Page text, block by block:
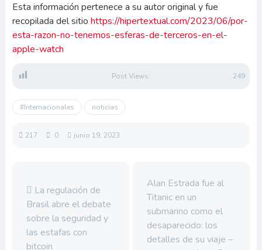
Esta información pertenece a su autor original y fue
recopilada del sitio https://hipertextual.com/2023/06/por-
esta-razon-no-tenemos-esferas-de-terceros-en-el-
apple-watch
Post Views: 249
#Internacionales noticias
217 0 junio 19, 2023
La regulación de
Brasil abre el debate
sobre la seguridad y
las estafas con
bitcoin
Alan Estrada fue al
Titanic en un
submarino como el
desaparecido: los
detalles de su viaje –